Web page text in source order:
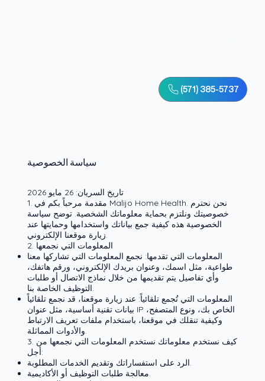
(571) 385-5737
سياسة الخصوصية
تاريخ السريان: 26 مايو 2026
1. مقدمة مرحباً بكم في Malijo Home Health. نحن نحترم
خصوصيتك ونلتزم بحماية معلوماتك الشخصية. توضح سياسة
الخصوصية هذه كيفية جمع بياناتك واستخدامها وحمايتها عند
زيارة موقعنا الإلكتروني.
2. المعلومات التي نجمعها
المعلومات التي تقدمها: نجمع المعلومات التي تشاركها معنا
طواعية، مثل اسمك، وعنوان بريدك الإلكتروني، ورقم هاتفك،
وأي تفاصيل يتم تقديمها من خلال نماذج الاتصال أو طلبات
التوظيف الخاصة بنا.
المعلومات التي تُجمع تلقائياً: عند زيارة موقعنا، قد نجمع تلقائياً
بيانات تقنية أساسية، مثل عنوان IP الخاص بك، ونوع المتصفح،
وكيفية تنقلك في موقعنا، باستخدام ملفات تعريف الارتباط
والأدوات المماثلة.
3. كيف نستخدم معلوماتك نستخدم المعلومات التي نجمعها من
أجل:
الرد على استفساراتك وتقديم الخدمات المطلوبة.
معالجة طلبات التوظيف أو الأكاديمية.